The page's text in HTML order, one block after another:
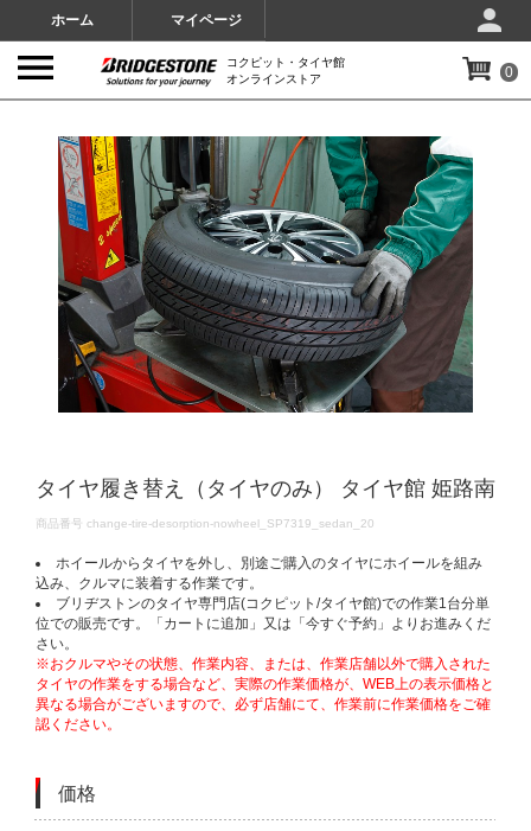
ホーム マイページ
コクピット・タイヤ館
オンラインストア
0
タイヤ履き替え（タイヤのみ） タイヤ館 姫路南
DETAILS
商品番号 change-tire-desorption-nowheel_SP7319_sedan_20
ホイールからタイヤを外し、別途ご購入のタイヤにホイールを組み
込み、クルマに装着する作業です。
ブリヂストンのタイヤ専門店(コクピット/タイヤ館)での作業1台分単
位での販売です。「カートに追加」又は「今すぐ予約」よりお進みくだ
さい。
※おクルマやその状態、作業内容、または、作業店舗以外で購入された
タイヤの作業をする場合など、実際の作業価格が、WEB上の表示価格と
異なる場合がございますので、必ず店舗にて、作業前に作業価格をご確
認ください。
価格